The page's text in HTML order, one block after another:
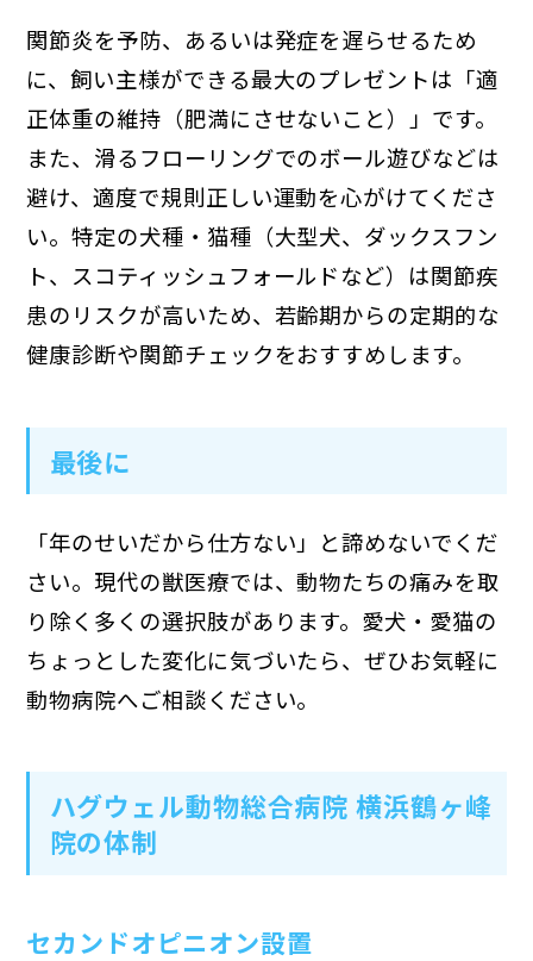
関節炎を予防、あるいは発症を遅らせるため
に、飼い主様ができる最大のプレゼントは「適
正体重の維持（肥満にさせないこと）」です。
また、滑るフローリングでのボール遊びなどは
避け、適度で規則正しい運動を心がけてくださ
い。特定の犬種・猫種（大型犬、ダックスフン
ト、スコティッシュフォールドなど）は関節疾
患のリスクが高いため、若齢期からの定期的な
健康診断や関節チェックをおすすめします。
最後に
「年のせいだから仕方ない」と諦めないでくだ
さい。現代の獣医療では、動物たちの痛みを取
り除く多くの選択肢があります。愛犬・愛猫の
ちょっとした変化に気づいたら、ぜひお気軽に
動物病院へご相談ください。
ハグウェル動物総合病院 横浜鶴ヶ峰
院の体制
セカンドオピニオン設置